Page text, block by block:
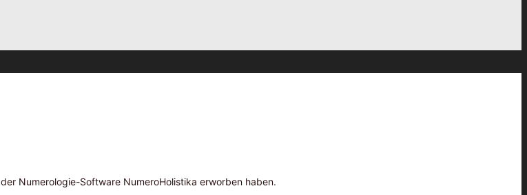
Numerologie-Software NumeroHolistika erworben haben.